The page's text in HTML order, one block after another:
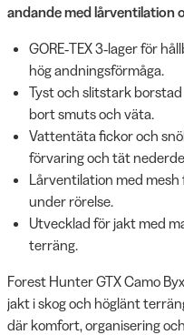
andande med lårventilation
GORE‑TEX 3‑lager för
hög andningsförmåga.
Tyst och slitstark
bort smuts och väta.
Vattentäta fickor och
förvaring och tät
Lårventilation med
under rörelse.
Utvecklad för jakt med
terräng.
Forest Hunter GTX Camo
jakt i skog och höglänt
där komfort, organisering